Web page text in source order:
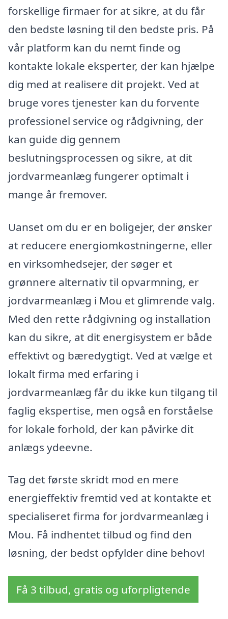
forskellige firmaer for at sikre, at du får
den bedste løsning til den bedste pris. På
vår platform kan du nemt finde og
kontakte lokale eksperter, der kan hjælpe
dig med at realisere dit projekt. Ved at
bruge vores tjenester kan du forvente
professionel service og rådgivning, der
kan guide dig gennem
beslutningsprocessen og sikre, at dit
jordvarmeanlæg fungerer optimalt i
mange år fremover.
Uanset om du er en boligejer, der ønsker
at reducere energiomkostningerne, eller
en virksomhedsejer, der søger et
grønnere alternativ til opvarmning, er
jordvarmeanlæg i Mou et glimrende valg.
Med den rette rådgivning og installation
kan du sikre, at dit energisystem er både
effektivt og bæredygtigt. Ved at vælge et
lokalt firma med erfaring i
jordvarmeanlæg får du ikke kun tilgang til
faglig ekspertise, men også en forståelse
for lokale forhold, der kan påvirke dit
anlægs ydeevne.
Tag det første skridt mod en mere
energieffektiv fremtid ved at kontakte et
specialiseret firma for jordvarmeanlæg i
Mou. Få indhentet tilbud og find den
løsning, der bedst opfylder dine behov!
Få 3 tilbud, gratis og uforpligtende